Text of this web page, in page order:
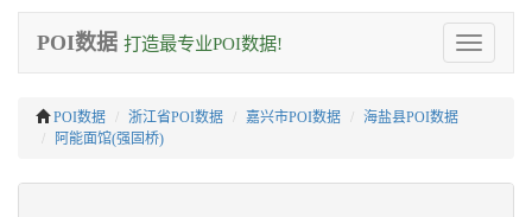
Toggle
navigation
POI数据 打造最专业POI数据!
POI数据 浙江省POI数据 嘉兴市POI数据
海盐县POI数据
阿能面馆(强固桥)